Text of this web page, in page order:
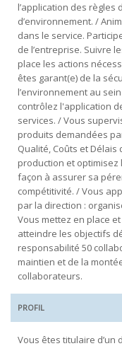
l’application des règles
d’environnement. /
dans le service.
de l’entreprise. Suivre
place les actions
êtes garant(e) de la
l’environnement au
contrôlez l'application
services. / Vous
produits demandées
Qualité, Coûts et
production et
façon à assurer sa
compétitivité. / Vous
par la direction :
Vous mettez en place
atteindre les objectifs
responsabilité 50
maintien et de la
collaborateurs.
PROFIL
Vous êtes titulaire d’un